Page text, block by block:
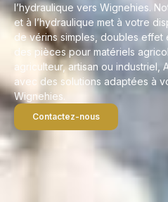
l’hydraulique vers Wignehies.
et à l’hydraulique met à votre
de vérins simples, doubles effet
des pièces pour matériels
agriculteur, artisan ou industriel,
avec des solutions adaptées à
Wignehies.
Contactez-nous